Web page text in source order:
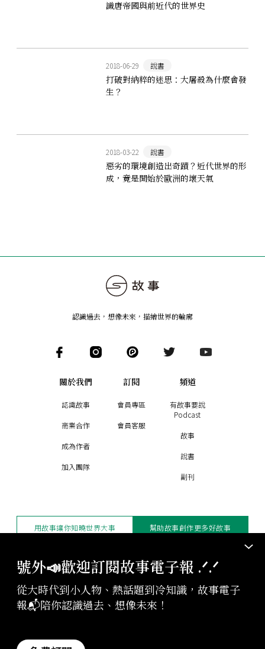
識唐帝國與前近代的世界史
2018-06-29 說書
打破對納粹的迷思：大屠殺為什麼會發
生？
2018-03-22 說書
惡劣的環境創造出奇蹟？近代世界的形
成，竟是開始於歐洲的壞天氣
號外📣歡迎訂閱故事電子報 .ᐟ‪‪.ᐟ
從大時代到小人物、熱話題到冷知識，故事電子
報📬陪你認識過去、想像未來！
認識過去，想像未來 ， 描繪世界的輪廓
關於我們
認識故事
商業合作
成為作者
加入團隊
訂閱
會員專區
會員客服
頻道
有故事要說
Podcast
故事
說書
副刊
版權聲明與轉載規範
授權與合作：contact@storystudio.tw
StoryStudio Inc. All Rights Reserved.
用故事讓你知曉世界大事 幫助故事創作更多好故事